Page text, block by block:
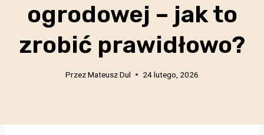
ogrodowej – jak to
zrobić prawidłowo?
PrzezMateusz Dul 24 lutego, 2026